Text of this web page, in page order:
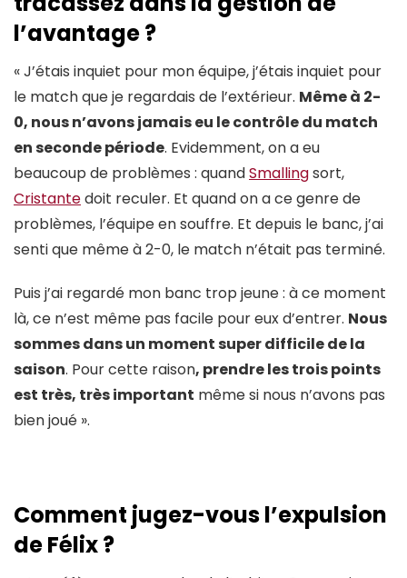
l’avantage ?
« J’étais inquiet pour mon équipe, j’étais inquiet pour
le match que je regardais de l’extérieur. Même à 2-
0, nous n’avons jamais eu le contrôle du match
en seconde période. Evidemment, on a eu
beaucoup de problèmes : quandSmallingsort,
Cristantedoit reculer. Et quand on a ce genre de
problèmes, l’équipe en souffre. Et depuis le banc, j’ai
senti que même à 2-0, le match n’était pas terminé.
Puis j’ai regardé mon banc trop jeune : à ce moment
là, ce n’est même pas facile pour eux d’entrer. Nous
sommes dans un moment super difficile de la
saison. Pour cette raison, prendre les trois points
est très, très important même si nous n’avons pas
bien joué ».
Comment jugez-vous l’expulsion
de Félix ?